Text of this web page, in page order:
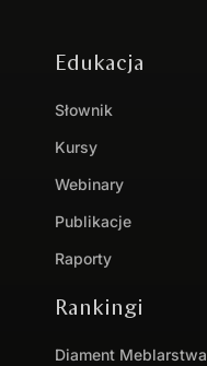
Edukacja
Słownik
Kursy
Webinary
Publikacje
Raporty
Rankingi
Diament Meblarstwa